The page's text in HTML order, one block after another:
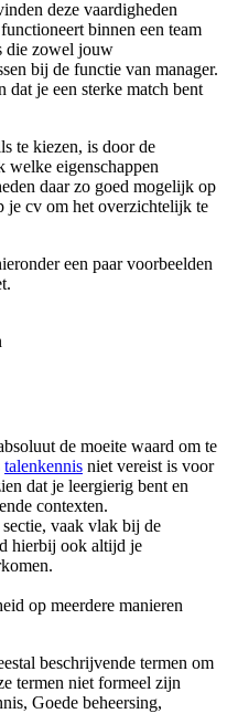
deze vaardigheden
binnen een team
die zowel jouw
bij de functie van manager.
dat je een sterke match bent
te kiezen, is door de
welke eigenschappen
daar zo goed mogelijk op
je cv om het overzichtelijk te
een paar voorbeelden
de moeite waard om te
talenkennis niet vereist is voor
dat je leergierig bent en
contexten.
vaak vlak bij de
hierbij ook altijd je
op meerdere manieren
beschrijvende termen om
termen niet formeel zijn
Goede beheersing,